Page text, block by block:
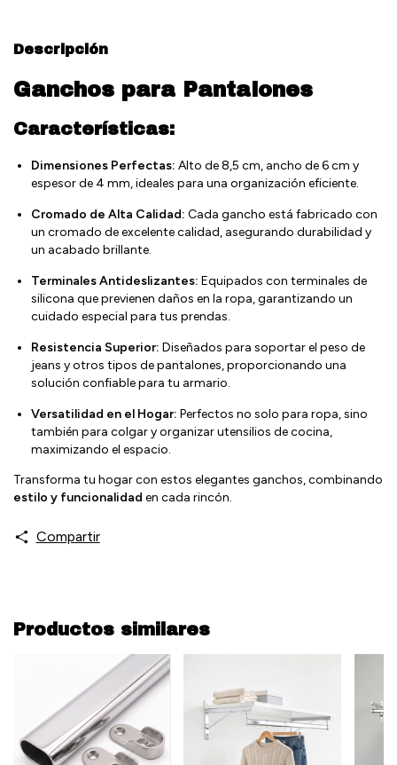
Descripción
Ganchos para Pantalones
Características:
Dimensiones Perfectas: Alto de 8,5 cm, ancho de 6 cm y
espesor de 4 mm, ideales para una organización eficiente.
Cromado de Alta Calidad: Cada gancho está fabricado con
un cromado de excelente calidad, asegurando durabilidad y
un acabado brillante.
Terminales Antideslizantes: Equipados con terminales de
silicona que previenen daños en la ropa, garantizando un
cuidado especial para tus prendas.
Resistencia Superior: Diseñados para soportar el peso de
jeans y otros tipos de pantalones, proporcionando una
solución confiable para tu armario.
Versatilidad en el Hogar: Perfectos no solo para ropa, sino
también para colgar y organizar utensilios de cocina,
maximizando el espacio.
Transforma tu hogar con estos elegantes ganchos, combinando
estilo y funcionalidad en cada rincón.
Compartir
Productos similares